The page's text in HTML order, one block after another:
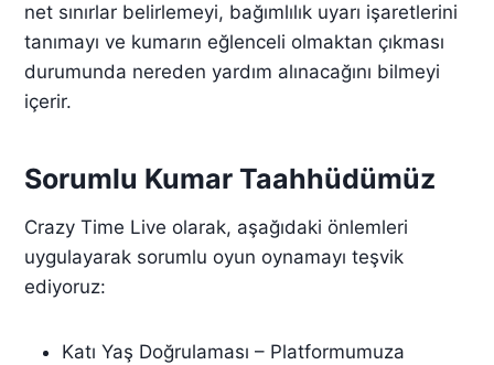
net sınırlar belirlemeyi, bağımlılık uyarı işaretlerini
tanımayı ve kumarın eğlenceli olmaktan çıkması
durumunda nereden yardım alınacağını bilmeyi
içerir.
Sorumlu Kumar Taahhüdümüz
Crazy Time Live olarak, aşağıdaki önlemleri
uygulayarak sorumlu oyun oynamayı teşvik
ediyoruz:
Katı Yaş Doğrulaması – Platformumuza